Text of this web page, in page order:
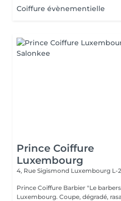
Coiffure évènementielle
Prince Coiffure
Luxembourg
4, Rue Sigismond Luxembourg L-
Prince Coiffure Barbier "Le barbershop de référence à
Luxembourg. Coupe, dégradé,